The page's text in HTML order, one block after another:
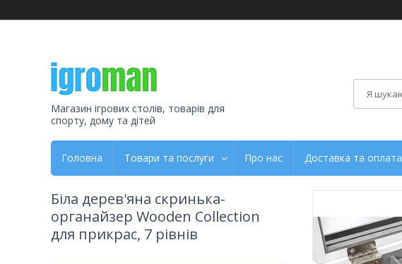
Магазин ігрових столів, товарів для
спорту, дому та дітей
Головна Товари та послуги Про нас Доставка та оплата
Біла дерев'яна скринька-
органайзер Wooden Collection
для прикрас, 7 рівнів